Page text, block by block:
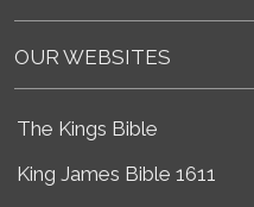
OUR WEBSITES
The Kings Bible
King James Bible 1611